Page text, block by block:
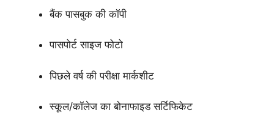
बैंक पासबुक की कॉपी
पासपोर्ट साइज फोटो
पिछले वर्ष की परीक्षा मार्कशीट
स्कूल/कॉलेज का बोनाफाइड सर्टिफिकेट